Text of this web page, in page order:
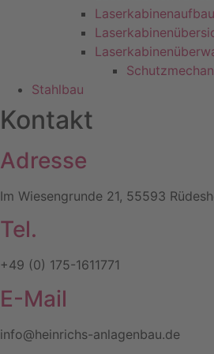
Stahlbau
Kontakt
Adresse
Im Wiesengrunde 21, 55593
Tel.
+49 (0) 175-1611771
E-Mail
info@heinrichs-anlagenbau.de